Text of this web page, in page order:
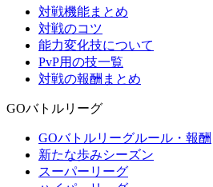
対戦機能まとめ
対戦のコツ
能力変化技について
PvP用の技一覧
対戦の報酬まとめ
GOバトルリーグ
GOバトルリーグルール・報酬
新たな歩みシーズン
スーパーリーグ